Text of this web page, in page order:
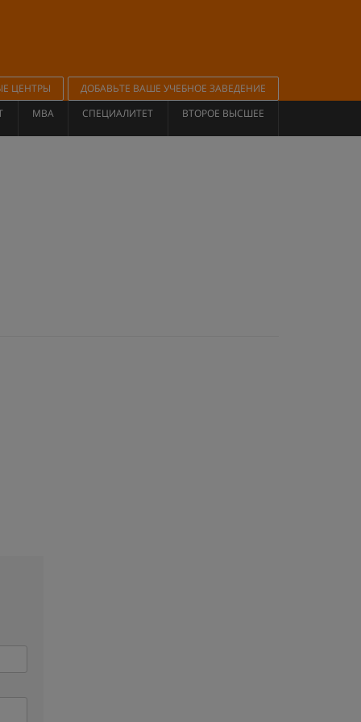
ЦЕНТРЫ
ДОБАВЬТЕ ВАШЕ УЧЕБНОЕ ЗАВЕДЕНИЕ
MBA СПЕЦИАЛИТЕТ ВТОРОЕ ВЫСШЕЕ